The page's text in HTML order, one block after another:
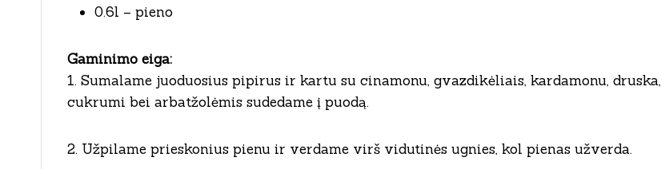
0.6l – pieno
Gaminimo eiga:
1. Sumalame juoduosius pipirus ir kartu su cinamonu, gvazdikėliais, kardamonu, druska,
cukrumi bei arbatžolėmis sudedame į puodą.
2. Užpilame prieskonius pienu ir verdame virš vidutinės ugnies, kol pienas užverda.